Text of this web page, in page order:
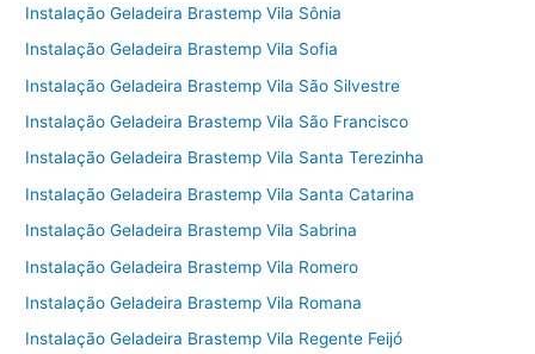
Instalação Geladeira Brastemp Vila Sônia
Instalação Geladeira Brastemp Vila Sofia
Instalação Geladeira Brastemp Vila São Silvestre
Instalação Geladeira Brastemp Vila São Francisco
Instalação Geladeira Brastemp Vila Santa Terezinha
Instalação Geladeira Brastemp Vila Santa Catarina
Instalação Geladeira Brastemp Vila Sabrina
Instalação Geladeira Brastemp Vila Romero
Instalação Geladeira Brastemp Vila Romana
Instalação Geladeira Brastemp Vila Regente Feijó